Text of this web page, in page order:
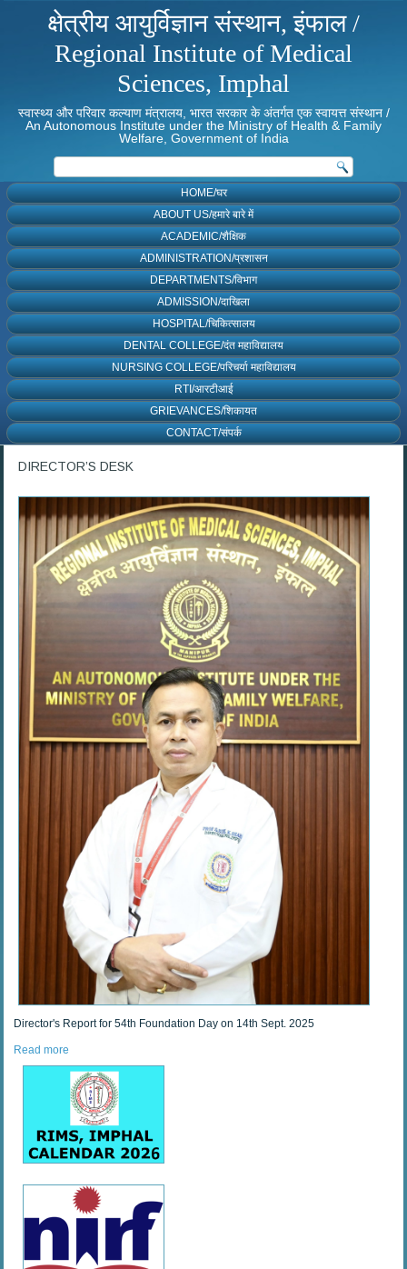
क्षेत्रीय आयुर्विज्ञान संस्थान, इंफाल /
Regional Institute of Medical
Sciences, Imphal
स्वास्थ्य और परिवार कल्याण मंत्रालय, भारत सरकार के अंतर्गत एक स्वायत्त संस्थान /
An Autonomous Institute under the Ministry of Health & Family
Welfare, Government of India
HOME/घर
ABOUT US/हमारे बारे में
ACADEMIC/शैक्षिक
ADMINISTRATION/प्रशासन
DEPARTMENTS/विभाग
ADMISSION/दाखिला
HOSPITAL/चिकित्सालय
DENTAL COLLEGE/दंत महाविद्यालय
NURSING COLLEGE/परिचर्या महाविद्यालय
RTI/आरटीआई
GRIEVANCES/शिकायत
CONTACT/संपर्क
DIRECTOR’S DESK
Director's Report for 54th Foundation Day on 14th Sept. 2025
Read more